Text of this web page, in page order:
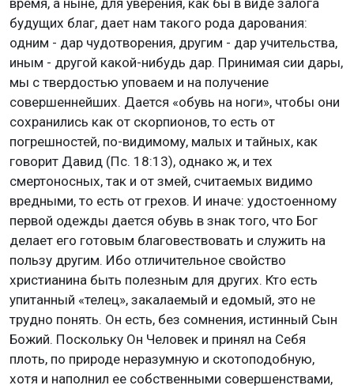
будущих благ, дает нам такого рода дарования:
одним - дар чудотворения, другим - дар учительства,
иным - другой какой-нибудь дар. Принимая сии дары,
мы с твердостью уповаем и на получение
совершеннейших. Дается «обувь на ноги», чтобы они
сохранились как от скорпионов, то есть от
погрешностей, по-видимому, малых и тайных, как
говорит Давид (Пс. 18:13), однако ж, и тех
смертоносных, так и от змей, считаемых видимо
вредными, то есть от грехов. И иначе: удостоенному
первой одежды дается обувь в знак того, что Бог
делает его готовым благовествовать и служить на
пользу другим. Ибо отличительное свойство
христианина быть полезным для других. Кто есть
упитанный «телец», закалаемый и едомый, это не
трудно понять. Он есть, без сомнения, истинный Сын
Божий. Поскольку Он Человек и принял на Себя
плоть, по природе неразумную и скотоподобную,
хотя и наполнил ее собственными совершенствами,